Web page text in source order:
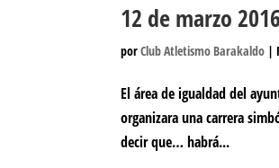
12 de marzo 2016
porClub Atletismo Barakaldo |
El área de igualdad del
organizara una carrera
decir que… habrá...